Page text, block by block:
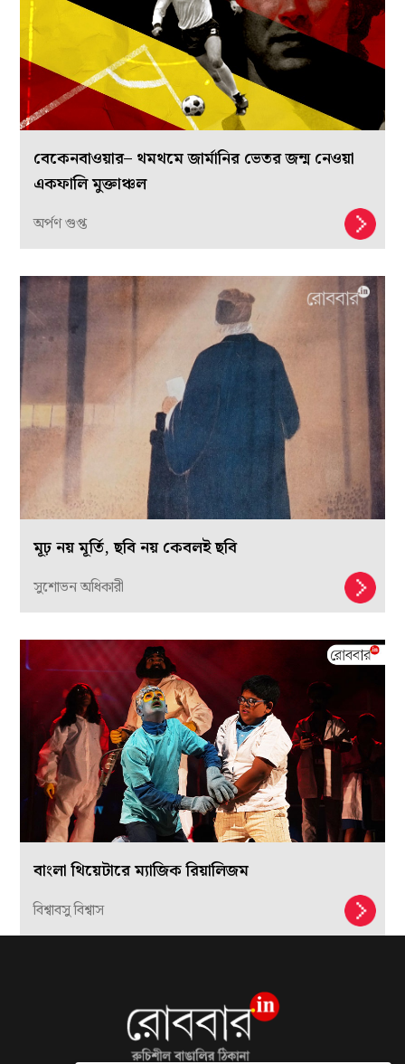
বেকেনবাওয়ার– থমথমে জার্মানির ভেতর জন্ম নেওয়া
একফালি মুক্তাঞ্চল
অর্পণ গুপ্ত
মূঢ় নয় মূর্তি, ছবি নয় কেবলই ছবি
সুশোভন অধিকারী
বাংলা থিয়েটারে ম্যাজিক রিয়ালিজম
বিশ্বাবসু বিশ্বাস